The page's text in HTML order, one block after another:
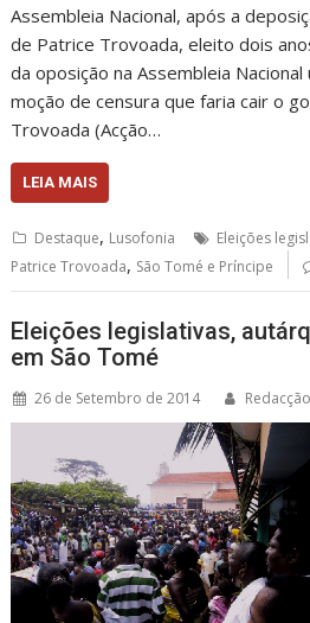
Assembleia Nacional, após a
de Patrice Trovoada, eleito dois
da oposição na Assembleia
moção de censura que faria cair o
Trovoada (Acção…
LEIA MAIS
Destaque, Lusofonia Eleições
Patrice Trovoada, São Tomé e Príncipe
Eleições legislativas,
em São Tomé
26 de Setembro de 2014